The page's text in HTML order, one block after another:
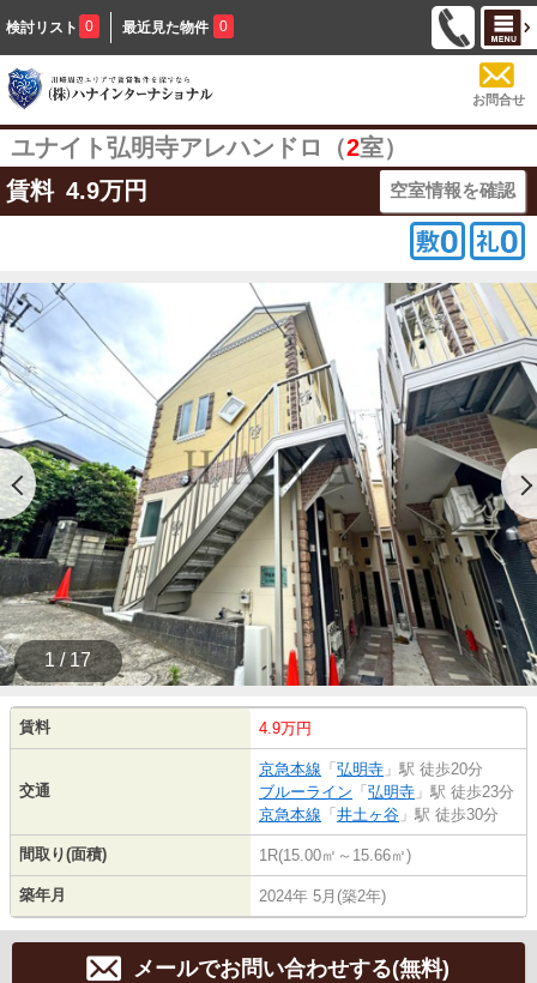
検討リスト 0 最近見た物件 0
お問合せ
ユナイト弘明寺アレハンドロ（2室）
賃料 4.9万円 空室情報を確認
1 / 17
賃料 4.9万円
交通
京急本線 「 弘明寺 」駅 徒歩20分
ブルーライン 「 弘明寺 」駅 徒歩23分
京急本線 「 井土ヶ谷 」駅 徒歩30分
間取り(面積) 1R(15.00㎡～15.66㎡)
築年月 2024年 5月(築2年)
メールでお問い合わせする(無料)